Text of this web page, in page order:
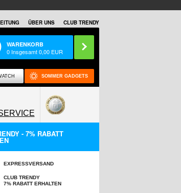
ÜBER UNS CLUB TRENDY
WARENKORB
0 Insgesamt0,00 EUR
SOMMER GADGETS
- 7% RABATT
EXPRESSVERSAND
CLUB TRENDY
7% RABATT ERHALTEN